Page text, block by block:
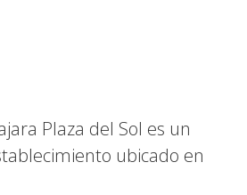
Plaza del Sol es un
ubicado en